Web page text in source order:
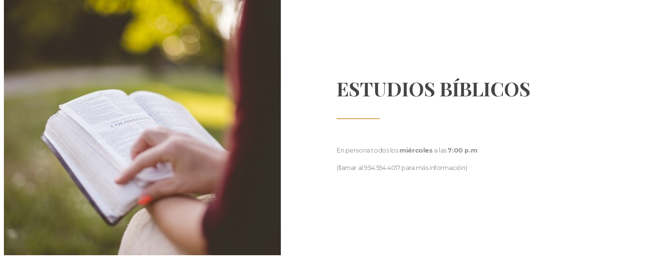
ESTUDIOS BÍBLICOS
En persona todos los miércoles a las 7:00 p.m
(llamar al 954.554.4017 para más información)